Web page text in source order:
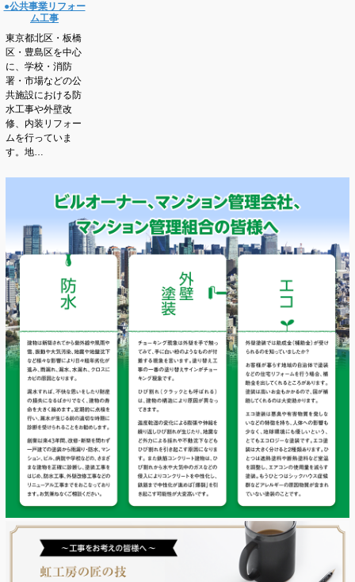
●公共事業リフォー
ム工事
東京都北区・板橋
区・豊島区を中心
に、学校・消防
署・市場などの公
共施設における防
水工事や外壁改
修、内装リフォー
ムを行っていま
す。地…